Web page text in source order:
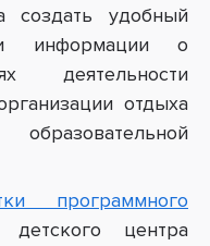
создать удобный
информации о
деятельности
отдыха
программного
центра